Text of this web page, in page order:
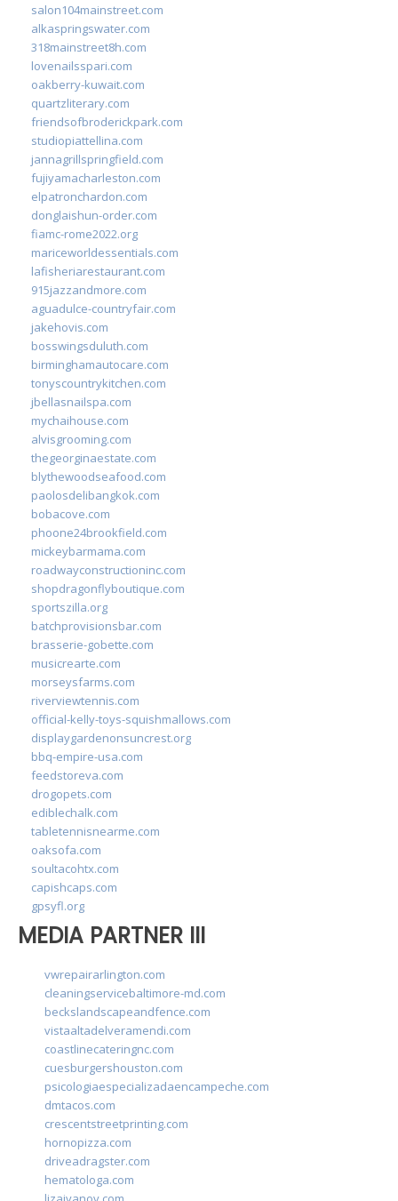
salon104mainstreet.com
alkaspringswater.com
318mainstreet8h.com
lovenailsspari.com
oakberry-kuwait.com
quartzliterary.com
friendsofbroderickpark.com
studiopiattellina.com
jannagrillspringfield.com
fujiyamacharleston.com
elpatronchardon.com
donglaishun-order.com
fiamc-rome2022.org
mariceworldessentials.com
lafisheriarestaurant.com
915jazzandmore.com
aguadulce-countryfair.com
jakehovis.com
bosswingsduluth.com
birminghamautocare.com
tonyscountrykitchen.com
jbellasnailspa.com
mychaihouse.com
alvisgrooming.com
thegeorginaestate.com
blythewoodseafood.com
paolosdelibangkok.com
bobacove.com
phoone24brookfield.com
mickeybarmama.com
roadwayconstructioninc.com
shopdragonflyboutique.com
sportszilla.org
batchprovisionsbar.com
brasserie-gobette.com
musicrearte.com
morseysfarms.com
riverviewtennis.com
official-kelly-toys-squishmallows.com
displaygardenonsuncrest.org
bbq-empire-usa.com
feedstoreva.com
drogopets.com
ediblechalk.com
tabletennisnearme.com
oaksofa.com
soultacohtx.com
capishcaps.com
gpsyfl.org
MEDIA PARTNER III
vwrepairarlington.com
cleaningservicebaltimore-md.com
beckslandscapeandfence.com
vistaaltadelveramendi.com
coastlinecateringnc.com
cuesburgershouston.com
psicologiaespecializadaencampeche.com
dmtacos.com
crescentstreetprinting.com
hornopizza.com
driveadragster.com
hematologa.com